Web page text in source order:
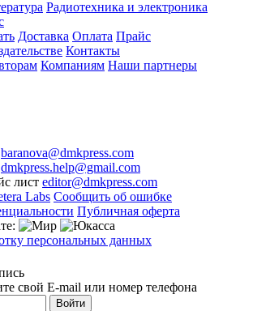
Радиотехника и электроника
Доставка Оплата Прайс
Контакты
Компаниям Наши партнеры
baranova@dmkpress.com
dmkpress.help@gmail.com
лист editor@dmkpress.com
Labs Сообщить об ошибке
Публичная оферта
персональных данных
свой E‑mail или номер телефона
Войти